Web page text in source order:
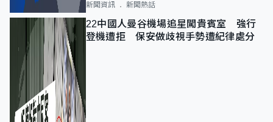
新聞資訊 新聞熱話
22中國人曼谷機場追星闖貴賓室 強行
登機遭拒 保安做歧視手勢遭紀律處分